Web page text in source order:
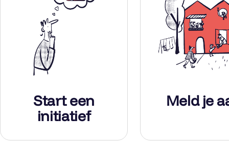
Start een
initiatief
Meld je